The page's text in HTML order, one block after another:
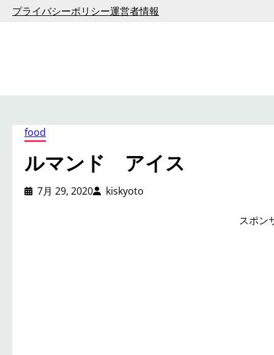
プ
プライバシーポリシー運営者情報
food
ルマンド アイス
7月 29, 2020 kiskyoto
スポン